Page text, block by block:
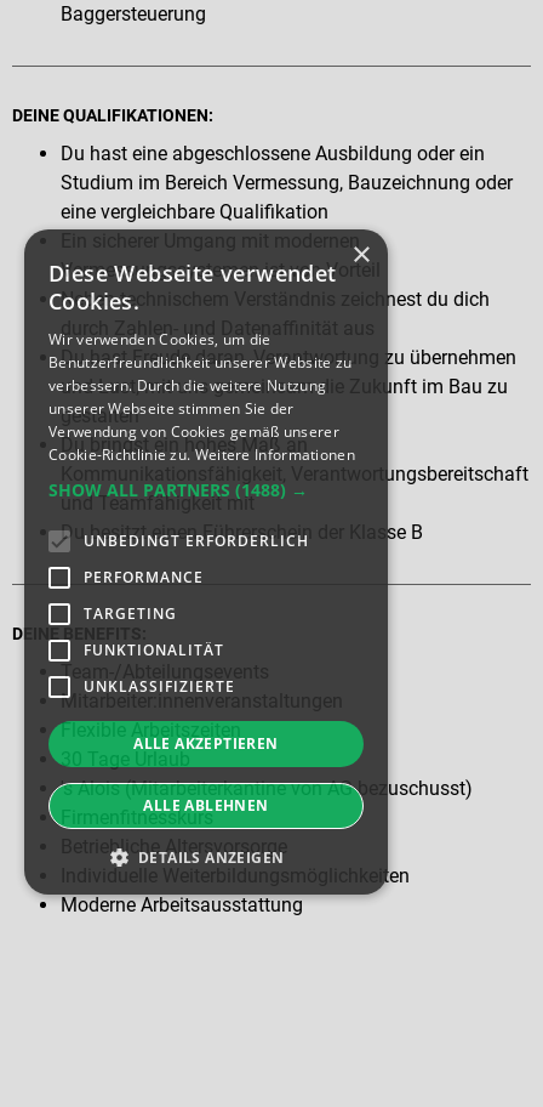
Baggersteuerung
DEINE QUALIFIKATIONEN:
Du hast eine abgeschlossene Ausbildung oder ein
Studium im Bereich Vermessung, Bauzeichnung oder
eine vergleichbare Qualifikation
Vermessungssystemen ist von Vorteil
Neben technischem Verständnis zeichnest du dich
Du hast Freude daran, Verantwortung zu übernehmen
und Lust, mit uns gemeinsam die Zukunft im Bau zu
gestalten
Du bringst ein hohes Maß an
Kommunikationsfähigkeit, Verantwortungsbereitschaft
und Teamfähigkeit mit
Du besitzt einen Führerschein der Klasse B
DEINE BENEFITS:
Team-/Abteilungsevents
Mitarbeiter:innenveranstaltungen
Flexible Arbeitszeiten
's Alois (Mitarbeiterkantine von AG bezuschusst)
Firmenfitnesskurs
Betriebliche Altersvorsorge
Individuelle Weiterbildungsmöglichkeiten
Moderne Arbeitsausstattung
×
Diese Webseite verwendet
Cookies.
Wir verwenden Cookies, um die
Benutzerfreundlichkeit unserer Website zu
verbessern. Durch die weitere Nutzung
unserer Webseite stimmen Sie der
Verwendung von Cookies gemäß unserer
Cookie-Richtlinie zu. Weitere Informationen
SHOW ALL PARTNERS (1488) →
UNBEDINGT ERFORDERLICH
PERFORMANCE
TARGETING
FUNKTIONALITÄT
UNKLASSIFIZIERTE
ALLE AKZEPTIEREN
ALLE ABLEHNEN
DETAILS ANZEIGEN